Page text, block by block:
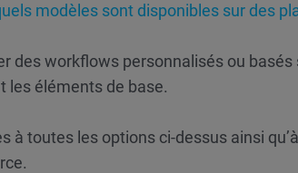
modèles sont disponibles sur des
des workflows personnalisés ou basés
les éléments de base.
à toutes les options ci-dessus ainsi